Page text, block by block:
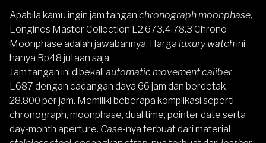
Apabila kamu ingin jam tangan chronograph moonphase,
Longines Master Collection L2.673.4.78.3 Chrono
Moonphase adalah jawabannya. Harga luxury watchini
hanya Rp48 jutaan saja.
Jam tangan ini dibekali automatic movement caliber
L687 dengan cadangan daya 66 jam dan berdetak
28.800 per jam. Memiliki beberapa komplikasi seperti
chronograph, moonphase, dual time, pointer date serta
day-month aperture. Case-nya terbuat dari material